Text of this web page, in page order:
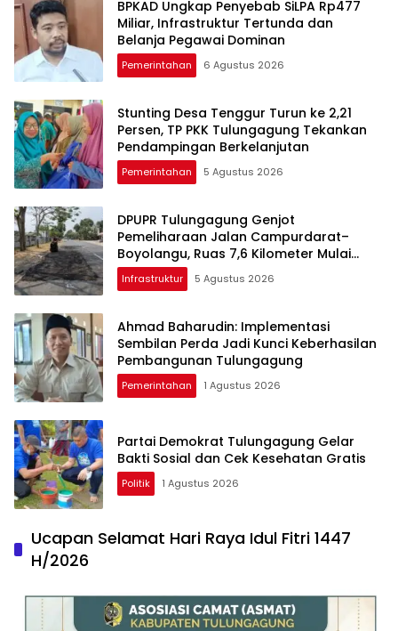
BPKAD Ungkap Penyebab SiLPA Rp477
Miliar, Infrastruktur Tertunda dan
Belanja Pegawai Dominan
Pemerintahan 6 Agustus 2026
Stunting Desa Tenggur Turun ke 2,21
Persen, TP PKK Tulungagung Tekankan
Pendampingan Berkelanjutan
Pemerintahan 5 Agustus 2026
DPUPR Tulungagung Genjot
Pemeliharaan Jalan Campurdarat–
Boyolangu, Ruas 7,6 Kilometer Mulai
Diperbaiki
Infrastruktur 5 Agustus 2026
Ahmad Baharudin: Implementasi
Sembilan Perda Jadi Kunci Keberhasilan
Pembangunan Tulungagung
Pemerintahan 1 Agustus 2026
Partai Demokrat Tulungagung Gelar
Bakti Sosial dan Cek Kesehatan Gratis
Politik 1 Agustus 2026
Ucapan Selamat Hari Raya Idul Fitri 1447
H/2026